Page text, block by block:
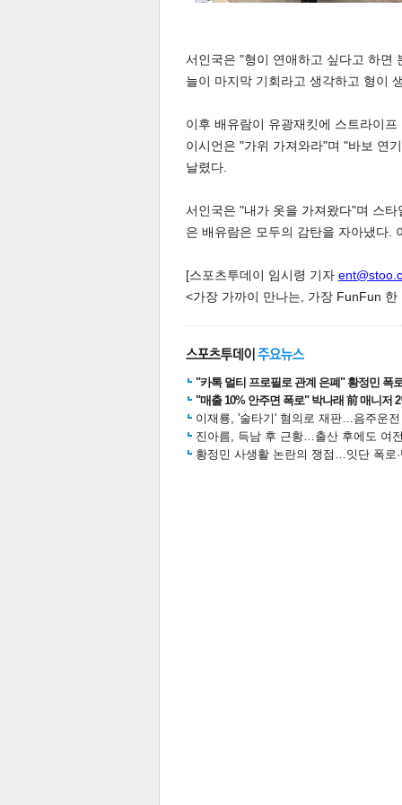
공유 유
서인국은 "형이 연애하고 싶다고 하면
늘이 마지막 기회라고 생각하고 형이
이후 배유람이 유광재킷에 스트라이
이시언은 "가위 가져와라"며 "바보 연
날렸다.
서인국은 "내가 옷을 가져왔다"며 스
은 배유람은 모두의 감탄을 자아냈다.
[스포츠투데이 임시령 기자
<가장 가까이 만나는, 가장 FunFun
"카톡 멀티 프로필로 관계 은폐" 황정민 폭
"매출 10% 안주면 폭로" 박나래 前 매니저
이재룡, '술타기' 혐의로 재판…음주운
진아름, 득남 후 근황…출산 후에도 여
황정민 사생활 논란의 쟁점…잇단 폭로